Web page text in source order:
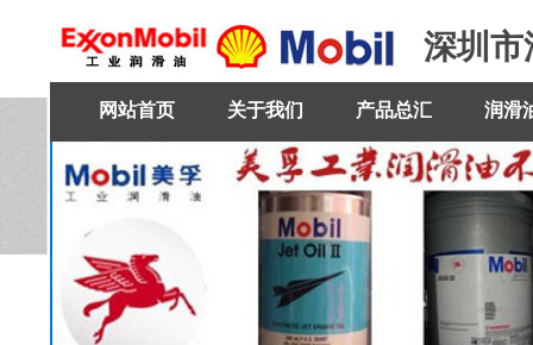
深圳市
网站首页 关于我们 产品总汇 润滑